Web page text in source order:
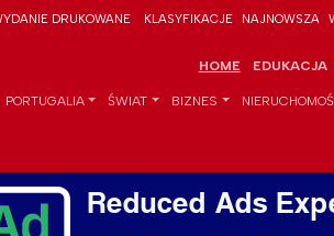
DRUKOWANE KLASYFIKACJE NAJNOWSZA
HOME EDUKACJA
PORTUGALIA ŚWIAT BIZNES
Reduced Ads